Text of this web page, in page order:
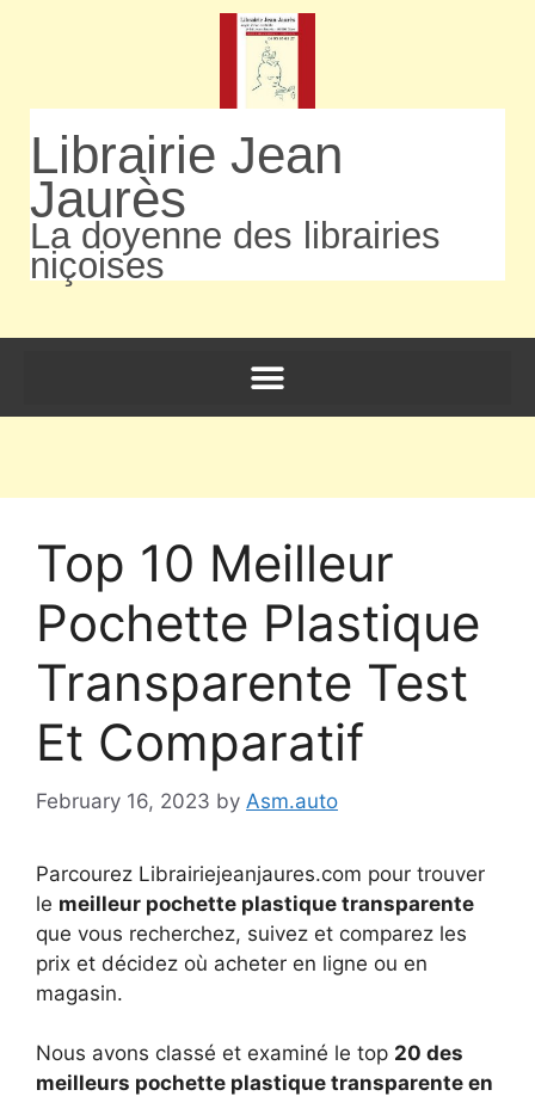
Librairie Jean
Jaurès
La doyenne des librairies
niçoises
Top 10 Meilleur
Pochette Plastique
Transparente Test
Et Comparatif
February 16, 2023 by Asm.auto
Parcourez Librairiejeanjaures.com pour trouver
le meilleur pochette plastique transparente
que vous recherchez, suivez et comparez les
prix et décidez où acheter en ligne ou en
magasin.
Nous avons classé et examiné le top 20 des
meilleurs pochette plastique transparente en